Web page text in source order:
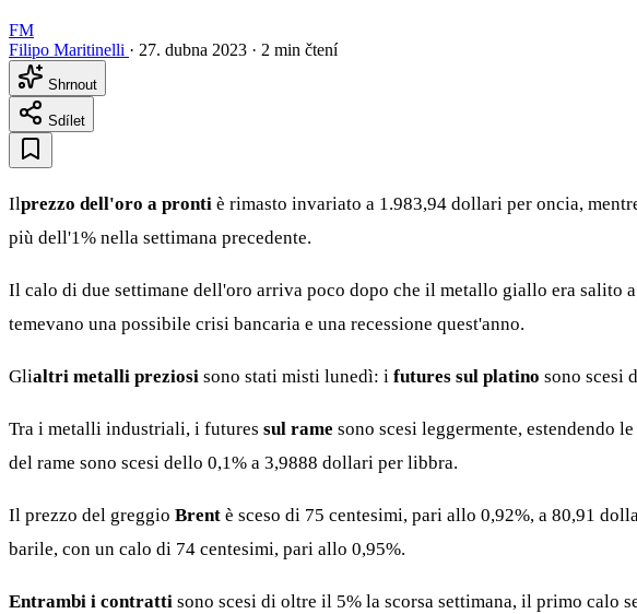
FM
Filipo Maritinelli · 27. dubna 2023 · 2 min čtení
Shrnout
Sdílet
Ilprezzo dell'oro a pronti è rimasto invariato a 1.983,94 dollari per oncia,
più dell'1% nella settimana precedente.
Il calo di due settimane dell'oro arriva poco dopo che il metallo giallo era
temevano una possibile crisi bancaria e una recessione quest'anno.
Glialtri metalli preziosi sono stati misti lunedì: i futures sul platino sono scesi
Tra i metalli industriali, i futures sul rame sono scesi leggermente, estendendo
del rame sono scesi dello 0,1% a 3,9888 dollari per libbra.
Il prezzo del greggio Brent è sceso di 75 centesimi, pari allo 0,92%, a 80,91
barile, con un calo di 74 centesimi, pari allo 0,95%.
Entrambi i contratti sono scesi di oltre il 5% la scorsa settimana, il primo calo